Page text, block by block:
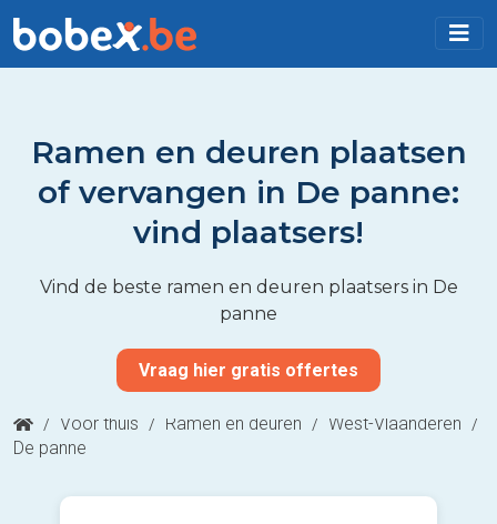
Ramen en deuren plaatsen
of vervangen in De panne:
vind plaatsers!
Vind de beste ramen en deuren plaatsers in De
panne
Vraag hier gratis offertes
/ Voor thuis / Ramen en deuren / West-Vlaanderen /
De panne